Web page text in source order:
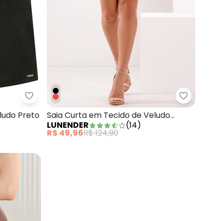
de Alfaiataria Laranja
Lunender - Saia Curta em Tecido de Veludo Preto
Preto
Saia Curta em Tecido de Veludo
Vermelho
LUNENDER (14)
R$ 49,96R$ 124,90